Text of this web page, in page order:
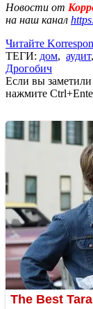
Новости от
на наш канал
Читайте
ТЕГИ: дом, аудит,
Дрогобич
Если вы
нажмите